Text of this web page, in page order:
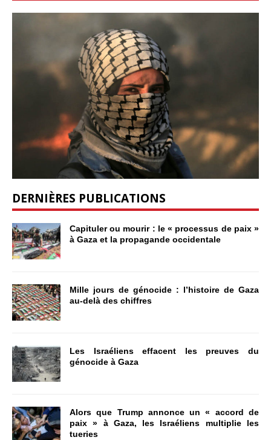
DERNIÈRES PUBLICATIONS
Capituler ou mourir : le « processus de paix »
à Gaza et la propagande occidentale
Mille jours de génocide : l’histoire de Gaza
au-delà des chiffres
Les Israéliens effacent les preuves du
génocide à Gaza
Alors que Trump annonce un « accord de
paix » à Gaza, les Israéliens multiplie les
tueries